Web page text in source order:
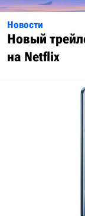
Новости
Новый
на Netflix